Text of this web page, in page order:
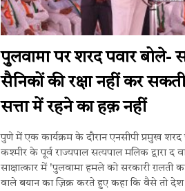
पुलवामा पर शरद पवार बोले-
सैनिकों की रक्षा नहीं कर
सत्ता में रहने का हक़ नहीं
पुणे में एक कार्यक्रम के दौरान एनसीपी प्रमुख शरद
कश्मीर के पूर्व राज्यपाल सत्यपाल मलिक द्वारा द
साक्षात्कार में 'पुलवामा हमले को सरकारी ग़लती
वाले बयान का ज़िक्र करते हुए कहा कि वैसे तो